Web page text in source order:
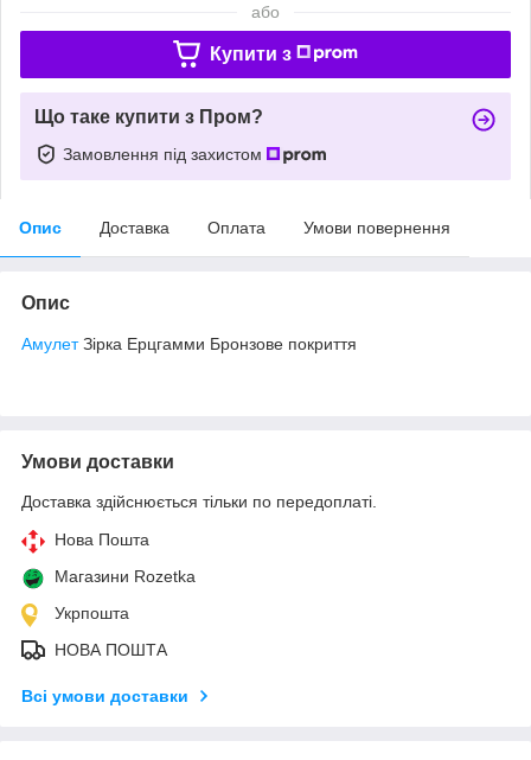
або
Купити з
Що таке купити з Пром?
Замовлення під захистом
Опис Доставка Оплата Умови повернення
Опис
АмулетЗірка Ерцгамми Бронзове покриття
Умови доставки
Доставка здійснюється тільки по передоплаті.
Нова Пошта
Магазини Rozetka
Укрпошта
НОВА ПОШТА
Всі умови доставки